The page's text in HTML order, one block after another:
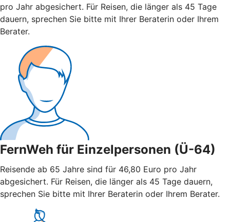
pro Jahr abgesichert. Für Reisen, die länger als 45 Tage
dauern, sprechen Sie bitte mit Ihrer Beraterin oder Ihrem
Berater.
FernWeh für Einzelpersonen (Ü-64)
Reisende ab 65 Jahre sind für 46,80 Euro pro Jahr
abgesichert. Für Reisen, die länger als 45 Tage dauern,
sprechen Sie bitte mit Ihrer Beraterin oder Ihrem Berater.